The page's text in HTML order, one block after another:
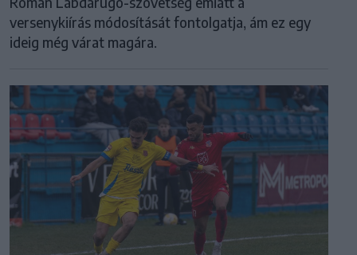
versenykiírás módosítását fontolgatja, ám ez egy
ideig még várat magára.